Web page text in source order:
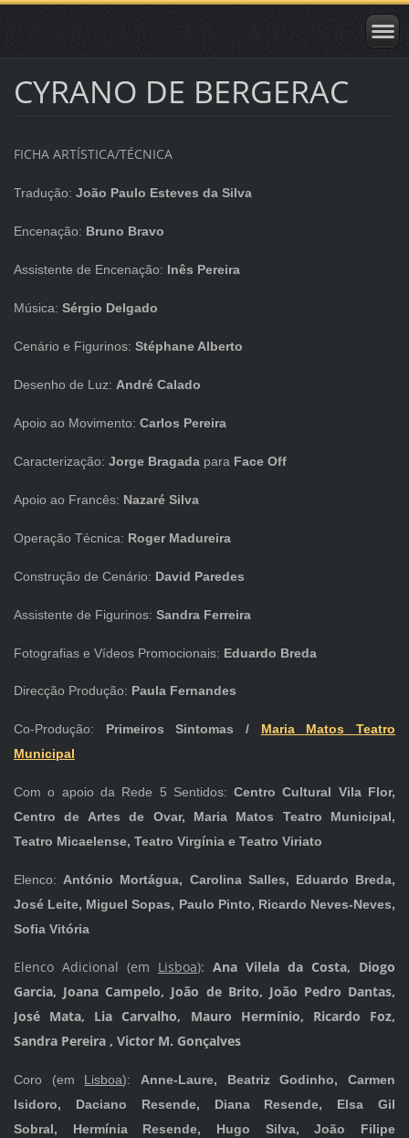
CYRANO DE BERGERAC
FICHA ARTÍSTICA/TÉCNICA
Tradução: João Paulo Esteves da Silva
Encenação: Bruno Bravo
Assistente de Encenação: Inês Pereira
Música: Sérgio Delgado
Cenário e Figurinos: Stéphane Alberto
Desenho de Luz: André Calado
Apoio ao Movimento: Carlos Pereira
Caracterização: Jorge Bragada para Face Off
Apoio ao Francês: Nazaré Silva
Operação Técnica: Roger Madureira
Construção de Cenário: David Paredes
Assistente de Figurinos: Sandra Ferreira
Fotografias e Vídeos Promocionais: Eduardo Breda
Direcção Produção: Paula Fernandes
Co-Produção: Primeiros Sintomas / Maria Matos Teatro
Municipal
Com o apoio da Rede 5 Sentidos:Centro Cultural Vila Flor,
Centro de Artes de Ovar, Maria Matos Teatro Municipal,
Teatro Micaelense, Teatro Virgínia e Teatro Viriato
Elenco:António Mortágua, Carolina Salles, Eduardo Breda,
José Leite, Miguel Sopas, Paulo Pinto, Ricardo Neves-Neves,
Sofia Vitória
Elenco Adicional (em Lisboa):Ana Vilela da Costa, Diogo
Garcia, Joana Campelo, João de Brito, João Pedro Dantas,
José Mata, Lia Carvalho, Mauro Hermínio, Ricardo Foz,
Sandra Pereira , Victor M. Gonçalves
Coro (em Lisboa): Anne-Laure, Beatriz Godinho, Carmen
Isidoro, Daciano Resende, Diana Resende, Elsa Gil
Sobral, Hermínia Resende, Hugo Silva, João Filipe